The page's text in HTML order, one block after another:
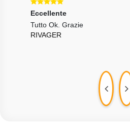
Eccellente
Tutto Ok. Grazie
RIVAGER